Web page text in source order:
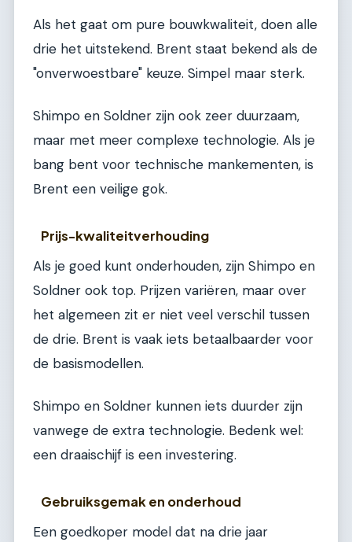
Als het gaat om pure bouwkwaliteit, doen alle
drie het uitstekend. Brent staat bekend als de
"onverwoestbare" keuze. Simpel maar sterk.
Shimpo en Soldner zijn ook zeer duurzaam,
maar met meer complexe technologie. Als je
bang bent voor technische mankementen, is
Brent een veilige gok.
Prijs-kwaliteitverhouding
Als je goed kunt onderhouden, zijn Shimpo en
Soldner ook top. Prijzen variëren, maar over
het algemeen zit er niet veel verschil tussen
de drie. Brent is vaak iets betaalbaarder voor
de basismodellen.
Shimpo en Soldner kunnen iets duurder zijn
vanwege de extra technologie. Bedenk wel:
een draaischijf is een investering.
Gebruiksgemak en onderhoud
Een goedkoper model dat na drie jaar